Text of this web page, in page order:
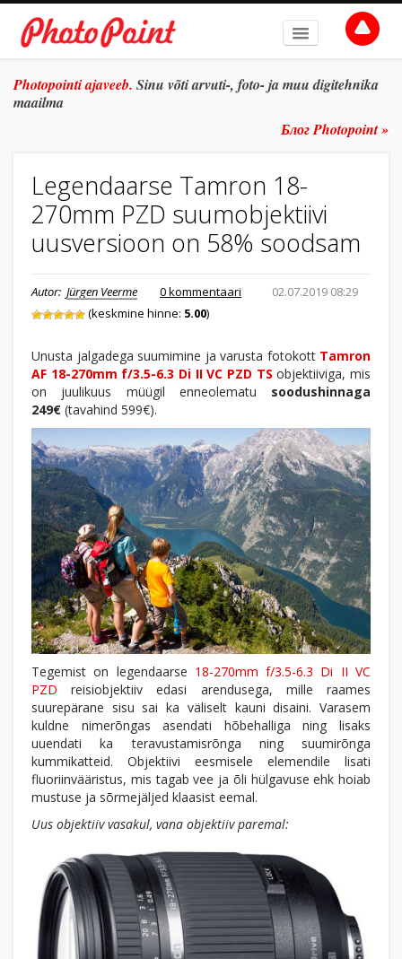
AVALEHT
SÜVITSI
ARHIIV
E-POOD
Photopointi ajaveeb. Sinu võti arvuti-, foto- ja muu digitehnika
maailma
Блог Photopoint »
Legendaarse Tamron 18-
270mm PZD suumobjektiivi
uusversioon on 58% soodsam
Autor: Jürgen Veerme 02.07.2019 08:29
0 kommentaari
(keskmine hinne: 5.00)
Unusta jalgadega suumimine ja varusta fotokott Tamron
AF 18-270mm f/3.5-6.3 Di II VC PZD TSobjektiiviga, mis
on juulikuus müügil enneolematu soodushinnaga
249€ (tavahind 599€).
Tegemist on legendaarse 18-270mm f/3.5-6.3 Di II VC
PZD reisiobjektiiv edasi arendusega, mille raames
suurepärane sisu sai ka väliselt kauni disaini. Varasem
kuldne nimerõngas asendati hõbehalliga ning lisaks
uuendati ka teravustamisrõnga ning suumirõnga
kummikatteid. Objektiivi eesmisele elemendile lisati
fluoriinvääristus, mis tagab vee ja õli hülgavuse ehk hoiab
mustuse ja sõrmejäljed klaasist eemal.
Uus objektiiv vasakul, vana objektiiv paremal: